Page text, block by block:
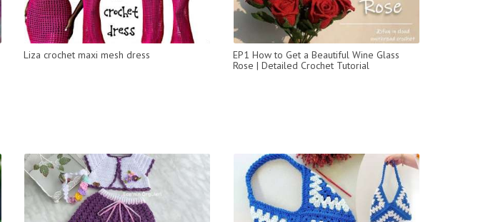
Liza crochet maxi mesh dress
EP1 How to Get a Beautiful Wine Glass
Rose | Detailed Crochet Tutorial